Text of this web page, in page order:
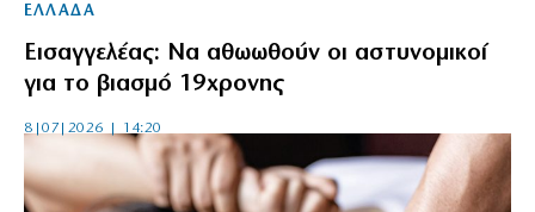
ΕΛΛΑΔΑ
Εισαγγελέας: Να αθωωθούν οι αστυνομικοί
για το βιασμό 19χρονης
8|07|2026 | 14:20